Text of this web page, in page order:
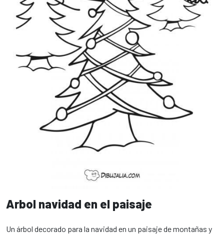
Arbol navidad en el paisaje
Un árbol decorado para la navidad en un paisaje de montañas y